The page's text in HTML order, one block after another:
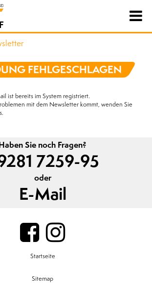
FEHLGESCHLAGEN
ist bereits im System registriert.
mit dem Newsletter kommt, wenden Sie
Sie noch Fragen?
7259-95
oder
E-Mail
Startseite
Sitemap